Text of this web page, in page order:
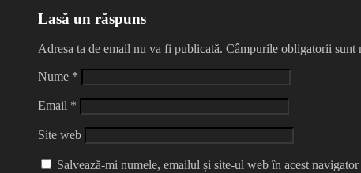
Lasă un răspuns
Adresa ta de email nu va fi publicată. Câmpurile obligatorii sunt
Nume *
Email *
Site web
Salvează-mi numele, emailul și site-ul web în acest